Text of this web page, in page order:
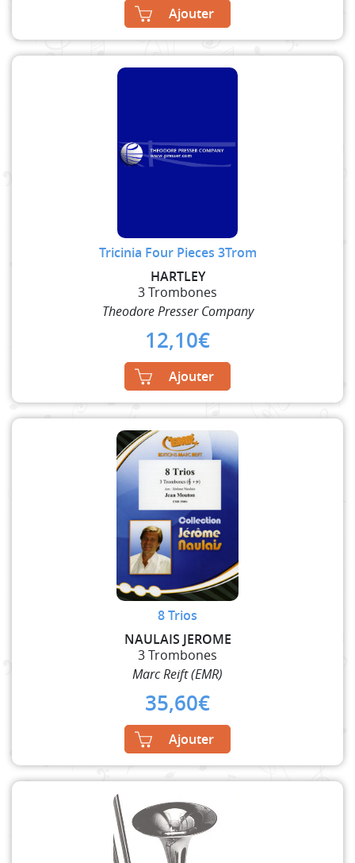
Ajouter
Tricinia Four Pieces 3Trom
HARTLEY
3 Trombones
Theodore Presser Company
12,10€
Ajouter
8 Trios
NAULAIS JEROME
3 Trombones
Marc Reift (EMR)
35,60€
Ajouter